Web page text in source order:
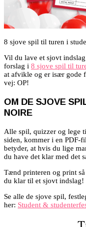
8 sjove spil til turen i
Vil du lave et sjovt
forslag i 8 sjove spil til
at afvikle og er især gode
vej: OP!
OM DE SJOVE
NOIRE
Alle spil, quizzer og lege
siden, kommer i en PDF-
betyder, at hvis du lige
du have det klar med det
Tænd printeren og print
du klar til et sjovt indslag!
Se alle de sjove spil,
her: Student &